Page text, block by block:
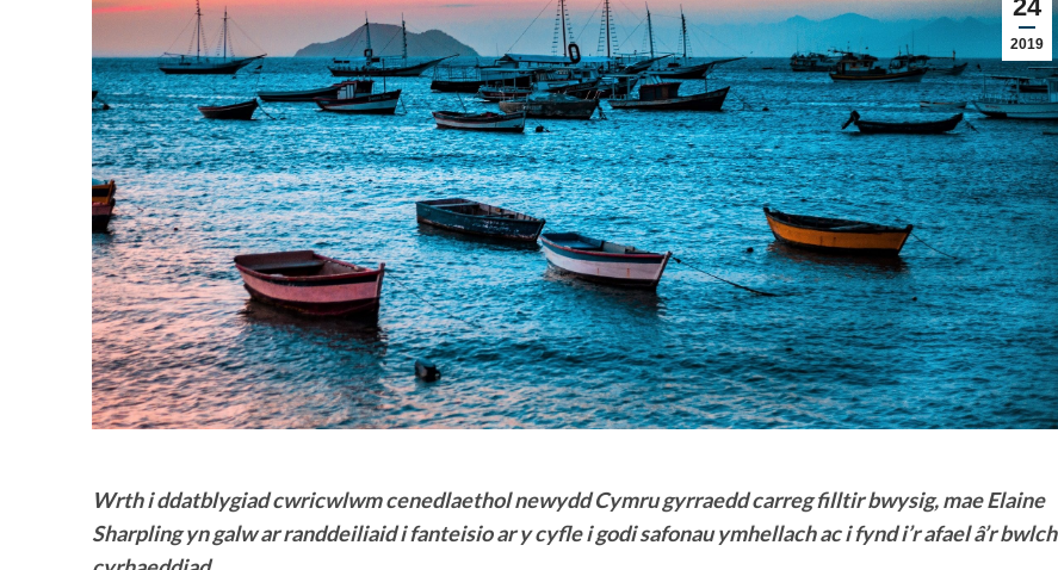
24
2019
Wrth i ddatblygiad cwricwlwm cenedlaethol newydd Cymru gyrraedd carreg filltir bwysig, mae Elaine
Sharpling yn galw ar randdeiliaid i fanteisio ar y cyfle i godi safonau ymhellach ac i fynd i’r afael â’r bwlch